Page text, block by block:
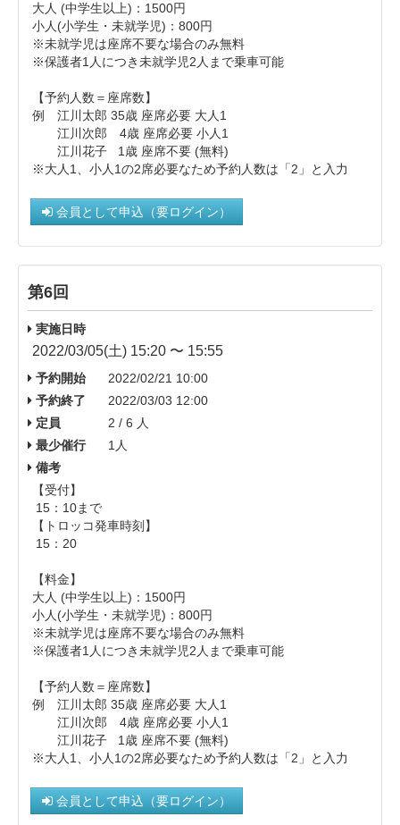
大人 (中学生以上)： 1500円
小人(小学生・未就学児)：800円
※未就学児は座席不要な場合のみ無料
※保護者1人につき未就学児2人まで乗車可能
【予約人数＝座席数】
例 江川太郎 35歳 座席必要 大人1
江川次郎 4歳 座席必要 小人1
江川花子 1歳 座席不要 (無料)
※大人1、小人1の2席必要なため予約人数は「2」と入力
会員として申込（要ログイン）
第6回
実施日時
2022/03/05(土) 15:20 〜 15:55
予約開始
2022/02/21 10:00
予約終了
2022/03/03 12:00
定員
2 / 6 人
最少催行
1人
備考
【受付】
15：10まで
【トロッコ発車時刻】
15：20
【料金】
大人 (中学生以上)： 1500円
小人(小学生・未就学児)：800円
※未就学児は座席不要な場合のみ無料
※保護者1人につき未就学児2人まで乗車可能
【予約人数＝座席数】
例 江川太郎 35歳 座席必要 大人1
江川次郎 4歳 座席必要 小人1
江川花子 1歳 座席不要 (無料)
※大人1、小人1の2席必要なため予約人数は「2」と入力
会員として申込（要ログイン）